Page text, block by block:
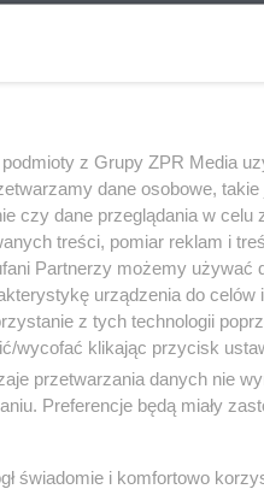
A to oznacza, że
Walewska się
tak samo -
z Grupy ZPR Media
dane osobowe,
czy dane przeglądania w celu
treści, pomiar reklam i
Partnerzy możemy używać
urządzenia do celów
z tych technologii
wycofać klikając przycisk
przetwarzania danych nie
Preferencje będą miały
świadomie i komfortowo